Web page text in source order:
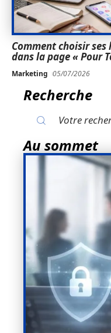
Comment choisir
dans la page « Pour
Marketing 05/07/2026
Recherche
Au sommet